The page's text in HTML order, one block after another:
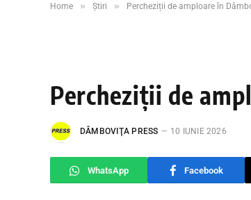
Home » Știri » Percheziții de amploare în
Percheziții de
DÂMBOVIŢA PRESS 10 IUNIE 2026
WhatsApp Facebook